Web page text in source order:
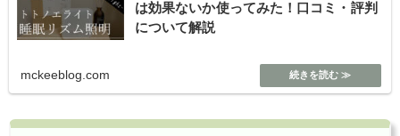
は効果ないか使ってみた！口コミ・評判
について解説
mckeeblog.com